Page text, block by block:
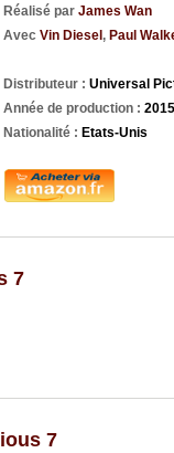
Réalisé par James Wan
Avec Vin Diesel, Paul
Distributeur : Universal
Année de production : 2015
Nationalité : Etats-Unis
7
7